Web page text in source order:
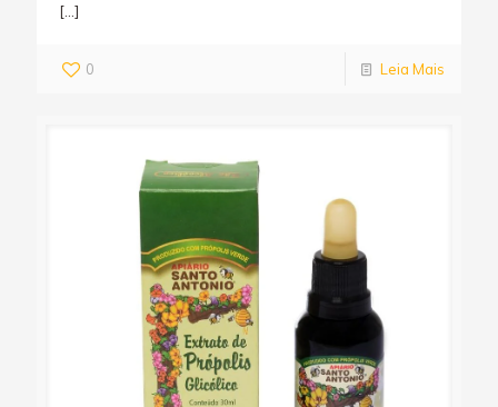
[…]
0 Leia Mais